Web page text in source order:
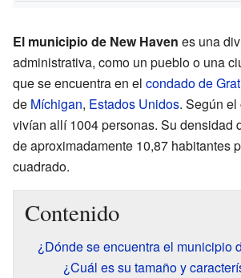
El municipio de New Haven es una
administrativa, como un pueblo o una
que se encuentra en el condado de
de Míchigan, Estados Unidos. Según
vivían allí 1004 personas. Su densidad
de aproximadamente 10,87 habitantes
cuadrado.
Contenido
¿Dónde se encuentra el municipio
¿Cuál es su tamaño y